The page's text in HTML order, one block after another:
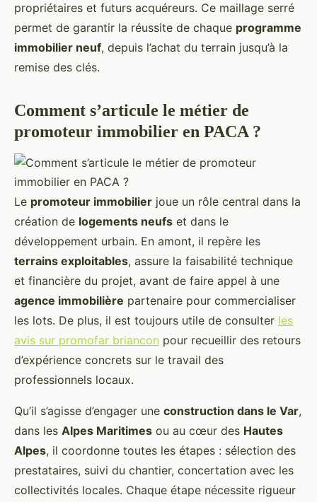
propriétaires et futurs acquéreurs. Ce maillage serré
permet de garantir la réussite de chaque programme
immobilier neuf, depuis l’achat du terrain jusqu’à la
remise des clés.
Comment s’articule le métier de
promoteur immobilier en PACA ?
Le promoteur immobilier joue un rôle central dans la
création de logements neufs et dans le
développement urbain. En amont, il repère les
terrains exploitables, assure la faisabilité technique
et financière du projet, avant de faire appel à une
agence immobilière partenaire pour commercialiser
les lots. De plus, il est toujours utile de consulter les
avis sur promofar briancon pour recueillir des retours
d’expérience concrets sur le travail des
professionnels locaux.
Qu’il s’agisse d’engager une construction dans le Var,
dans les Alpes Maritimes ou au cœur des Hautes
Alpes, il coordonne toutes les étapes : sélection des
prestataires, suivi du chantier, concertation avec les
collectivités locales. Chaque étape nécessite rigueur